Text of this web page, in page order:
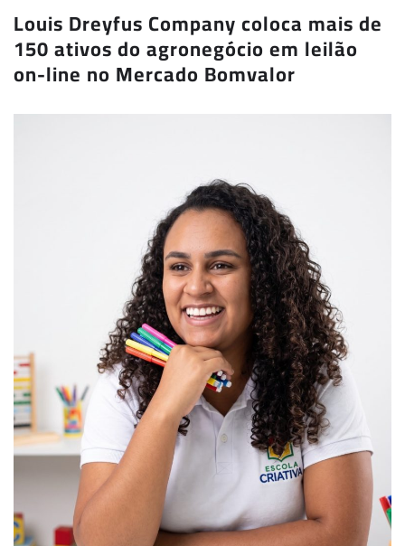
Louis Dreyfus Company coloca mais de
150 ativos do agronegócio em leilão
on-line no Mercado Bomvalor